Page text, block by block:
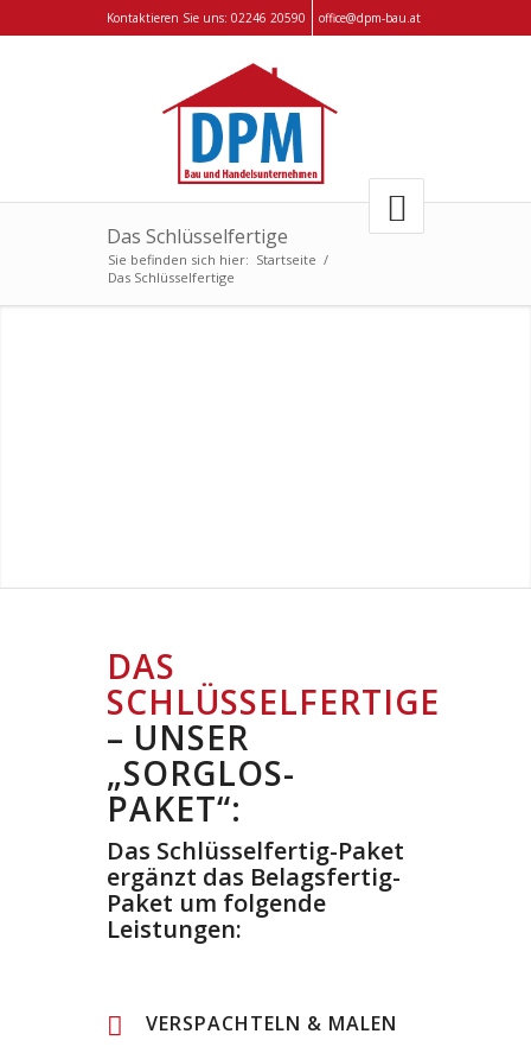
Kontaktieren Sie uns: 02246 20590 office@dpm-bau.at
Das Schlüsselfertige
Sie befinden sich hier: Startseite /
Das Schlüsselfertige
DAS
SCHLÜSSELFERTIGE
– UNSER
„SORGLOS-
PAKET“:
Das Schlüsselfertig-Paket
ergänzt das Belagsfertig-
Paket um folgende
Leistungen:
VERSPACHTELN & MALEN